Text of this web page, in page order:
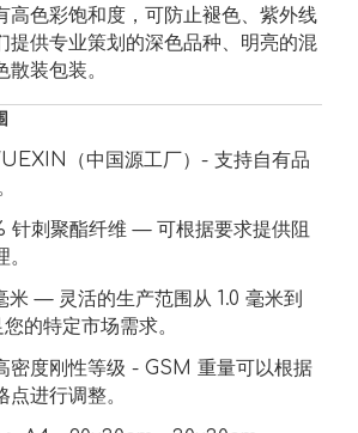
高色彩饱和度，可防止褪色、紫外线
提供专业策划的深色品种、明亮的混
装包装。
（中国源工厂）- 支持自有品
针刺聚酯纤维 — 可根据要求提供阻
米 — 灵活的生产范围从 1.0 毫米到
的特定市场需求。
密度刚性等级 - GSM 重量可以根据
进行调整。